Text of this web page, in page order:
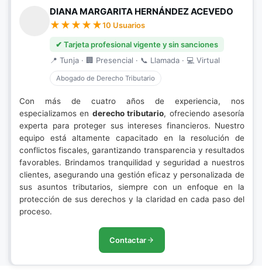
DIANA MARGARITA HERNÁNDEZ ACEVEDO
10 Usuarios
✔ Tarjeta profesional vigente y sin sanciones
📍 Tunja · 🏢 Presencial · 📞 Llamada · 💻 Virtual
Abogado de Derecho Tributario
Con más de cuatro años de experiencia, nos
especializamos en derecho tributario, ofreciendo asesoría
experta para proteger sus intereses financieros. Nuestro
equipo está altamente capacitado en la resolución de
conflictos fiscales, garantizando transparencia y resultados
favorables. Brindamos tranquilidad y seguridad a nuestros
clientes, asegurando una gestión eficaz y personalizada de
sus asuntos tributarios, siempre con un enfoque en la
protección de sus derechos y la claridad en cada paso del
proceso.
Contactar